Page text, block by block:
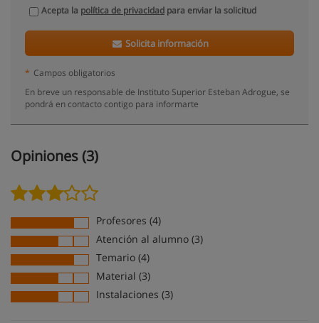
Acepta la política de privacidad para enviar la solicitud
Solicita información
* Campos obligatorios
En breve un responsable de Instituto Superior Esteban Adrogue, se
pondrá en contacto contigo para informarte
Opiniones (3)
Profesores (4)
Atención al alumno (3)
Temario (4)
Material (3)
Instalaciones (3)